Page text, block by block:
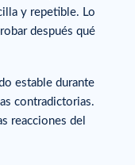
y repetible. Lo
después qué
estable durante
contradictorias.
reacciones del